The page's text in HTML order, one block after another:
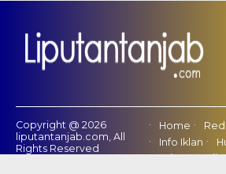
Copyright @ 2026
liputantanjab.com, All
Rights Reserved
Home
Info Iklan
Privacy